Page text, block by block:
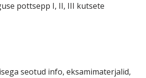
pottsepp I, II, III kutsete
seotud info, eksamimaterjalid,